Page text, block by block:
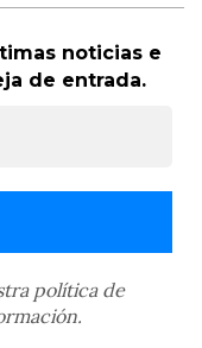
noticias e
de entrada.
política de